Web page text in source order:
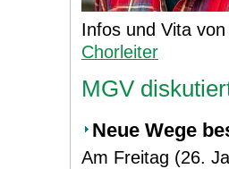
Infos und Vita
Chorleiter
MGV
Neue Wege
Am Freitag (26.